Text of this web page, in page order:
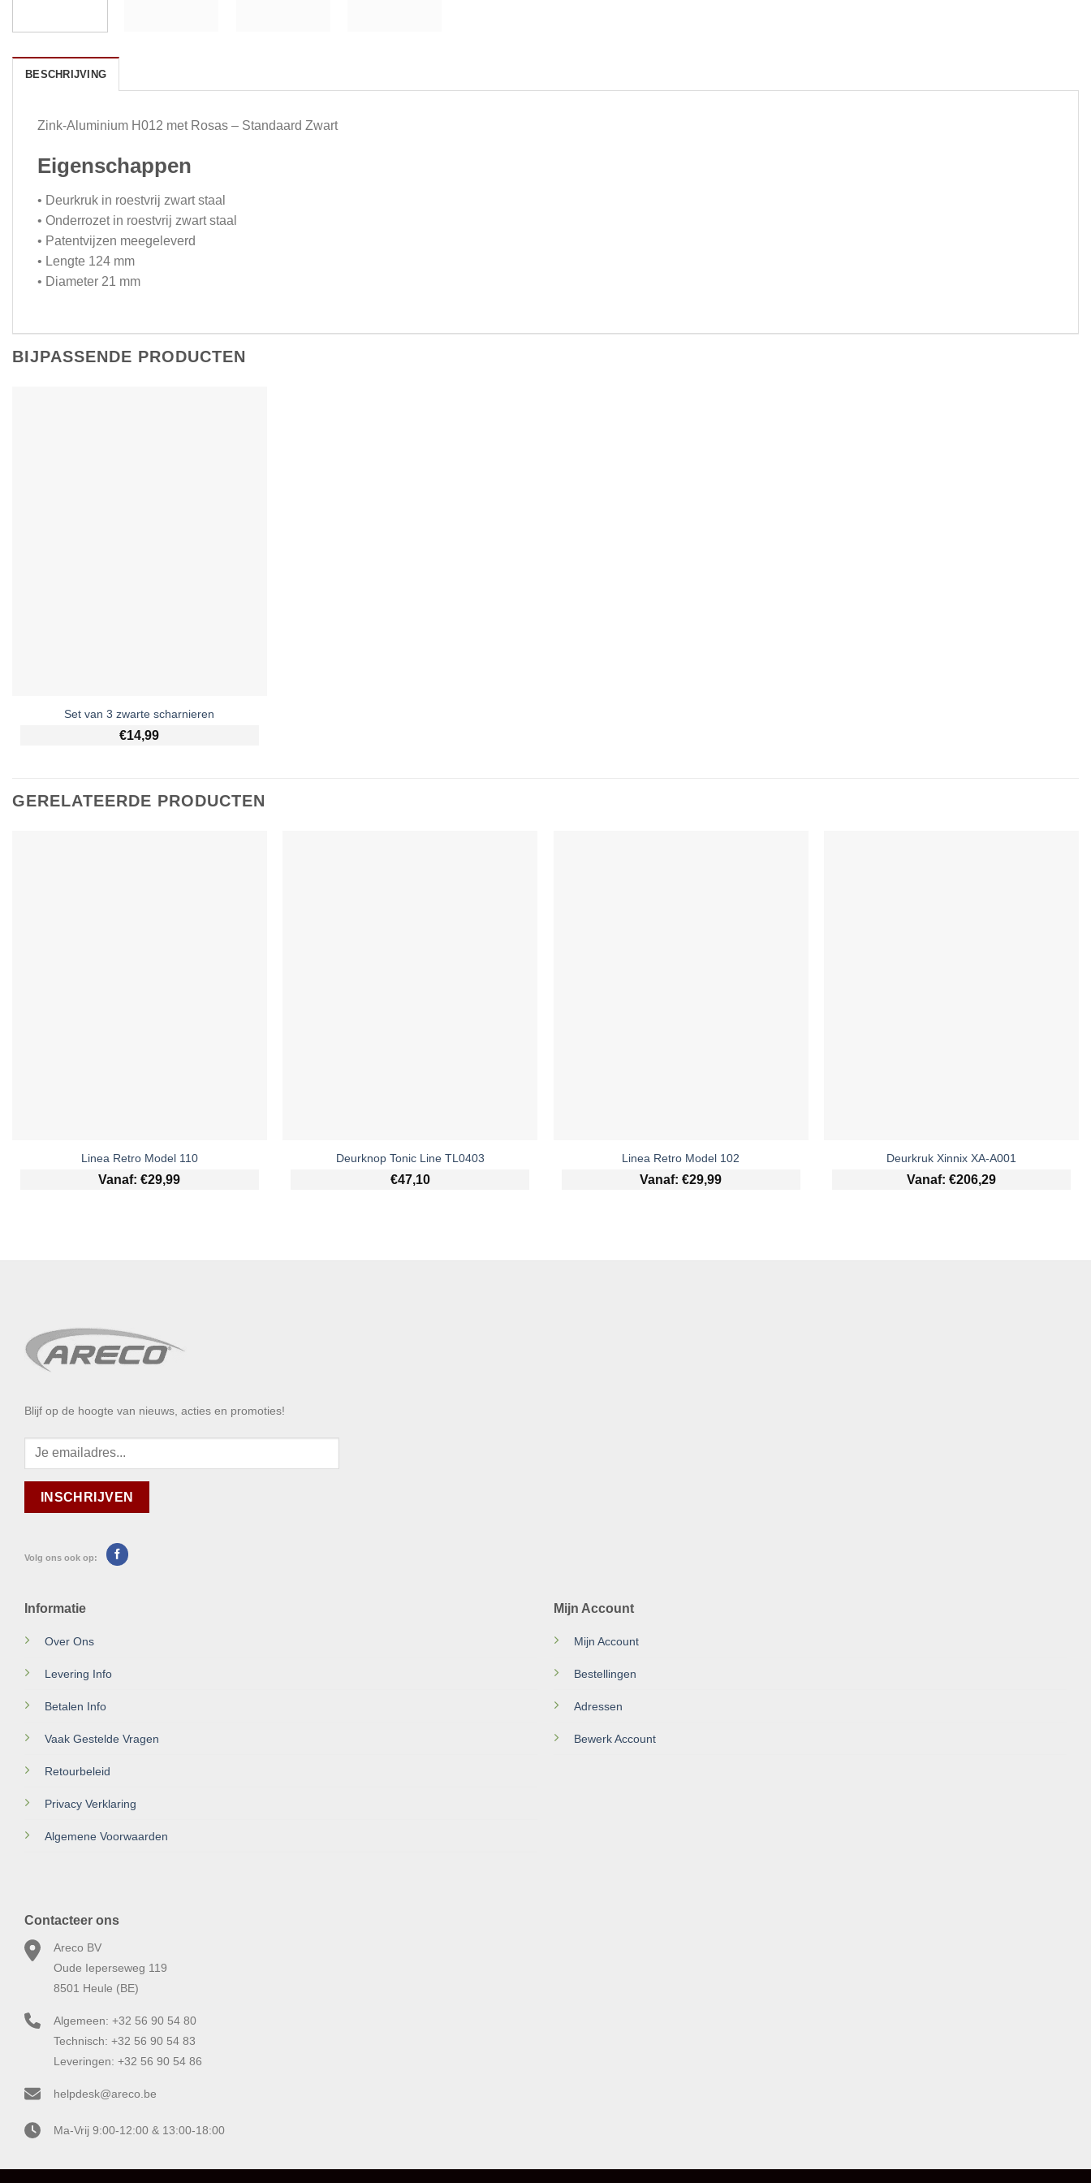
BESCHRIJVING
Zink-Aluminium H012 met Rosas – Standaard Zwart
Eigenschappen
• Deurkruk in roestvrij zwart staal
• Onderrozet in roestvrij zwart staal
• Patentvijzen meegeleverd
• Lengte 124 mm
• Diameter 21 mm
BIJPASSENDE PRODUCTEN
Set van 3 zwarte scharnieren
€14,99
GERELATEERDE PRODUCTEN
Linea Retro Model 110
Vanaf:€29,99
Deurknop Tonic Line TL0403
€47,10
Linea Retro Model 102
Vanaf:€29,99
Deurkruk Xinnix XA-A001
Vanaf:€206,29
Blijf op de hoogte van nieuws, acties en promoties!
Volg ons ook op:
Informatie
Over Ons
Levering Info
Betalen Info
Vaak Gestelde Vragen
Retourbeleid
Privacy Verklaring
Algemene Voorwaarden
Mijn Account
Mijn Account
Bestellingen
Adressen
Bewerk Account
Contacteer ons
Areco BV
Oude Ieperseweg 119
8501 Heule (BE)
Algemeen: +32 56 90 54 80
Technisch: +32 56 90 54 83
Leveringen: +32 56 90 54 86
helpdesk@areco.be
Ma-Vrij 9:00-12:00 & 13:00-18:00